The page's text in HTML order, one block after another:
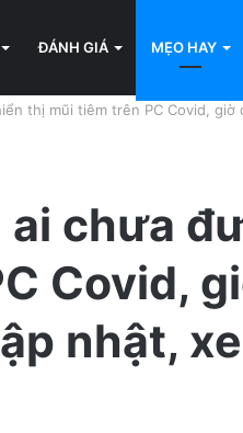
ĐÁNH GIÁ MẸO HAY
thị mũi tiêm trên PC Covid, giờ
chưa
Covid,
nhật,